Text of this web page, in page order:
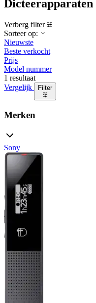
Dicteerapparaten
Verberg filter
Sorteer op:
Nieuwste
Beste verkocht
Prijs
Model nummer
1 resultaat
Vergelijk
Filter
Merken
Sony